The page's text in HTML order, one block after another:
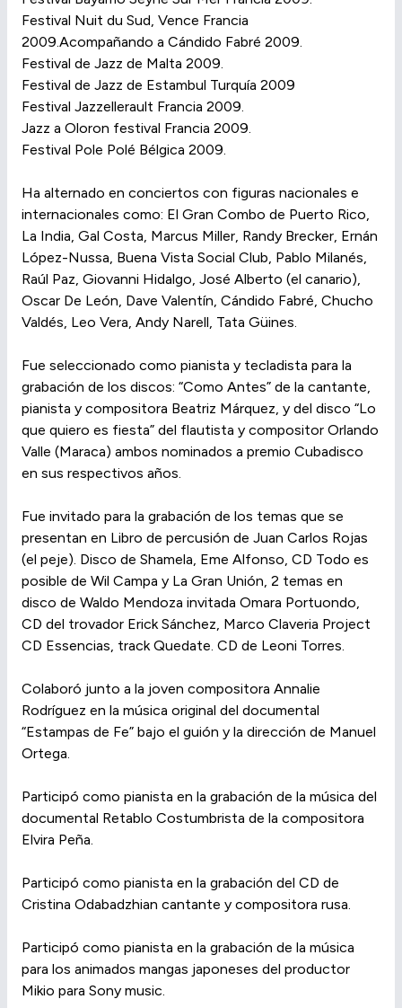
Festival Nuit du Sud, Vence Francia
2009.Acompañando a Cándido Fabré 2009.
Festival de Jazz de Malta 2009.
Festival de Jazz de Estambul Turquía 2009
Festival Jazzellerault Francia 2009.
Jazz a Oloron festival Francia 2009.
Festival Pole Polé Bélgica 2009.
Ha alternado en conciertos con figuras nacionales e
internacionales como: El Gran Combo de Puerto Rico,
La India, Gal Costa, Marcus Miller, Randy Brecker, Ernán
López-Nussa, Buena Vista Social Club, Pablo Milanés,
Raúl Paz, Giovanni Hidalgo, José Alberto (el canario),
Oscar De León, Dave Valentín, Cándido Fabré, Chucho
Valdés, Leo Vera, Andy Narell, Tata Güines.
Fue seleccionado como pianista y tecladista para la
grabación de los discos: “Como Antes” de la cantante,
pianista y compositora Beatriz Márquez, y del disco “Lo
que quiero es fiesta” del flautista y compositor Orlando
Valle (Maraca) ambos nominados a premio Cubadisco
en sus respectivos años.
Fue invitado para la grabación de los temas que se
presentan en Libro de percusión de Juan Carlos Rojas
(el peje). Disco de Shamela, Eme Alfonso, CD Todo es
posible de Wil Campa y La Gran Unión, 2 temas en
disco de Waldo Mendoza invitada Omara Portuondo,
CD del trovador Erick Sánchez, Marco Claveria Project
CD Essencias, track Quedate. CD de Leoni Torres.
Colaboró junto a la joven compositora Annalie
Rodríguez en la música original del documental
“Estampas de Fe” bajo el guión y la dirección de Manuel
Ortega.
Participó como pianista en la grabación de la música del
documental Retablo Costumbrista de la compositora
Elvira Peña.
Participó como pianista en la grabación del CD de
Cristina Odabadzhian cantante y compositora rusa.
Participó como pianista en la grabación de la música
para los animados mangas japoneses del productor
Mikio para Sony music.